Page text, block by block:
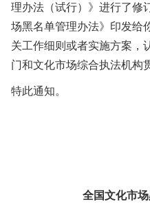
理办法（试行）》进行了修
场黑名单管理办法》印发给
关工作细则或者实施方案，
门和文化市场综合执法机构
特此通知。
全国文化市